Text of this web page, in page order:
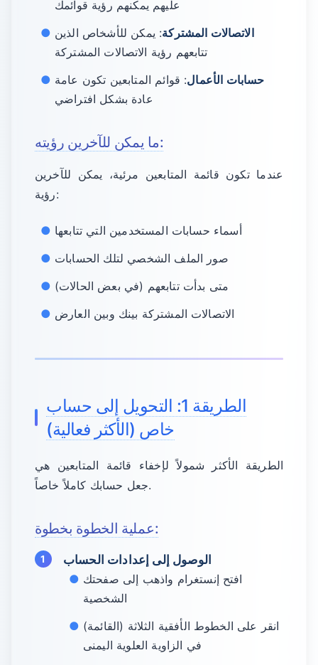
عليهم يمكنهم رؤية قوائمك
الاتصالات المشتركة: يمكن للأشخاص الذين
تتابعهم رؤية الاتصالات المشتركة
حسابات الأعمال: قوائم المتابعين تكون عامة
عادة بشكل افتراضي
ما يمكن للآخرين رؤيته:
عندما تكون قائمة المتابعين مرئية، يمكن للآخرين
رؤية:
أسماء حسابات المستخدمين التي تتابعها
صور الملف الشخصي لتلك الحسابات
متى بدأت تتابعهم (في بعض الحالات)
الاتصالات المشتركة بينك وبين العارض
الطريقة 1: التحويل إلى حساب
خاص (الأكثر فعالية)
الطريقة الأكثر شمولاً لإخفاء قائمة المتابعين هي
جعل حسابك كاملاً خاصاً.
عملية الخطوة بخطوة:
الوصول إلى إعدادات الحساب
افتح إنستغرام واذهب إلى صفحتك
الشخصية
انقر على الخطوط الأفقية الثلاثة (القائمة)
في الزاوية العلوية اليمنى